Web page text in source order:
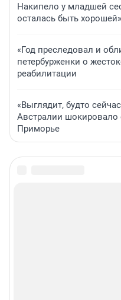
Накипело у младшей
осталась быть хорошей»
«Год преследовал и
петербурженки о
реабилитации
«Выглядит, будто
Австралии шокировало
Приморье